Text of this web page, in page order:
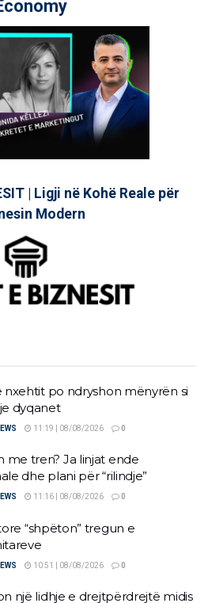
| Ligji në Kohë Reale për
Modern
nxehtit po ndryshon mënyrën si
dyqanet
11:19 | 08/08/2026 0
me tren? Ja linjat ende
dhe plani për “rilindje”
11:16 | 08/08/2026 0
“shpëton” tregun e
10:51 | 08/08/2026 0
një lidhje e drejtpërdrejtë midis